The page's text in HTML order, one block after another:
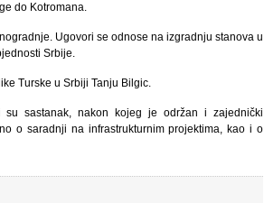
do Kotromana.
Ugovori se odnose na izgradnju stanova u
Srbije.
Turske u Srbiji Tanju Bilgic.
su sastanak, nakon kojeg je održan i zajednički
o saradnji na infrastrukturnim projektima, kao i o